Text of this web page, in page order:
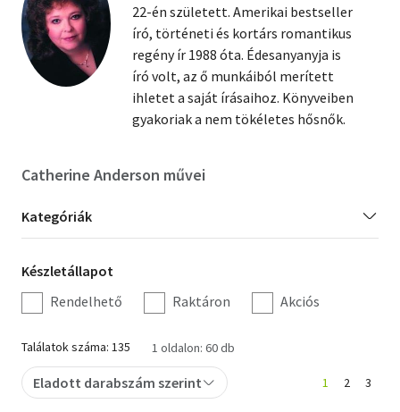
Gyermek- és ifjúsági
Hobbi, szabadidő
Szakkönyv
Szótár, nyelvkönyv
Történelem
Vallás
22-én született. Amerikai bestseller
író, történeti és kortárs romantikus
regény ír 1988 óta. Édesanyanyja is
író volt, az ő munkáiból merített
ihletet a saját írásaihoz. Könyveiben
gyakoriak a nem tökéletes hősnők.
Catherine Anderson művei
Kategória
szűrés
Kategóriák
Készletállapot
szűrés
Készletállapot
Rendelhető
Raktáron Akciós
Találatok száma: 135 1 oldalon: 60 db
Eladott darabszám szerint 1 2 3